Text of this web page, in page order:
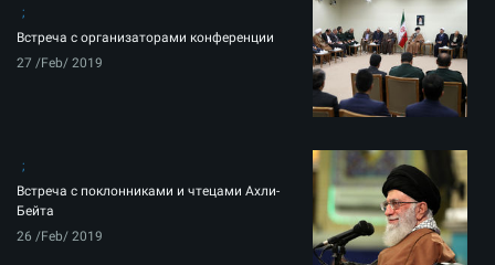
Встреча с организаторами конференции
27 /Feb/ 2019
Встреча с поклонниками и чтецами Ахли-
Бейта
26 /Feb/ 2019